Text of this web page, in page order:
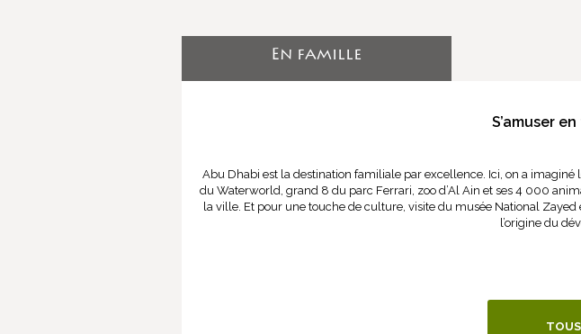
En famille
S’amuser
Abu Dhabi est la destination familiale par excellence. Ici, on a
du Waterworld, grand 8 du parc Ferrari, zoo d’Al Ain et ses 4 000
la ville. Et pour une touche de culture, visite du musée National
l’origine du